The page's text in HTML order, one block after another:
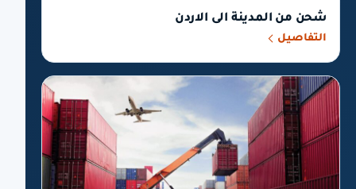
شحن من المدينة الى الاردن
التفاصيل